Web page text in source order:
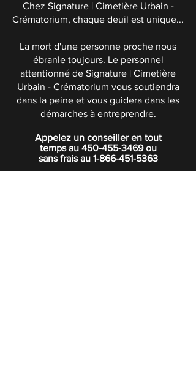
Chez Signature | Cimetière Urbain -
Crématorium, chaque deuil est unique...
La mort d'une personne proche nous
ébranle toujours. Le personnel
attentionné de Signature | Cimetière
Urbain - Crématorium vous soutiendra
dans la peine et vous guidera dans les
démarches à entreprendre.
Appelez un conseiller en tout
temps au 450-455-3469ou
sans frais au 1-866-451-5363